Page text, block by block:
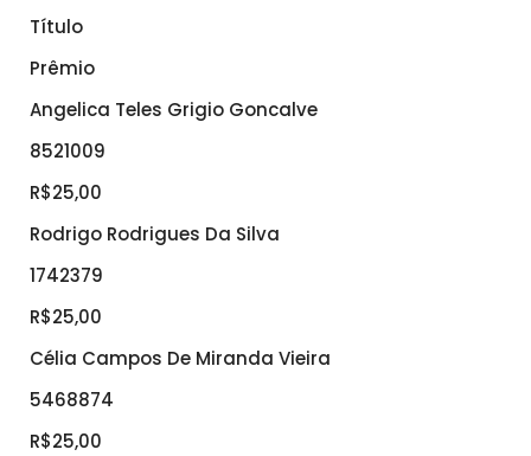
Título
Prêmio
Angelica Teles Grigio Goncalve
8521009
R$25,00
Rodrigo Rodrigues Da Silva
1742379
R$25,00
Célia Campos De Miranda Vieira
5468874
R$25,00